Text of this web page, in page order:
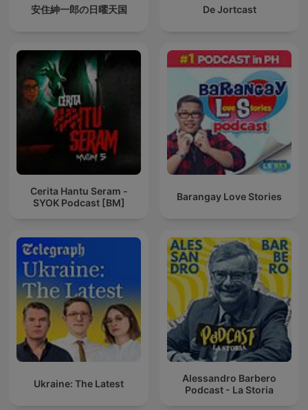
安住紳一郎の日曜天国 De Jortcast
Cerita Hantu Seram -
SYOK Podcast [BM]
Barangay Love Stories
Ukraine: The Latest
Alessandro Barbero
Podcast - La Storia